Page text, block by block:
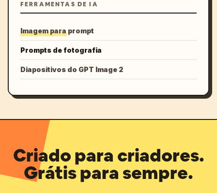
FERRAMENTAS DE IA
Imagem para prompt
Prompts de fotografia
Diapositivos do GPT Image 2
Criado para criadores.
Grátis para sempre.